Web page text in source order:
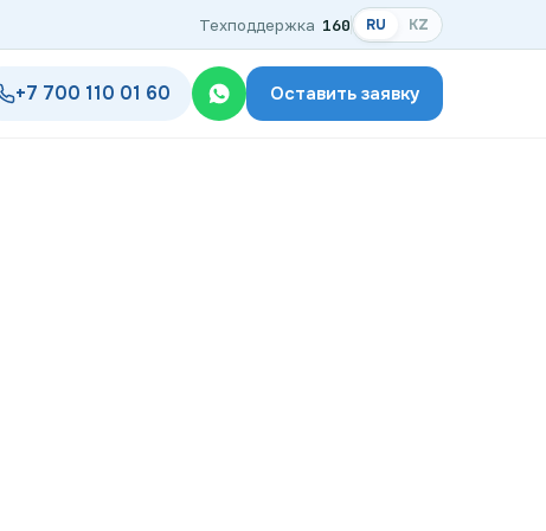
Техподдержка 160 RU KZ
+7 700 110 01 60 Оставить заявку